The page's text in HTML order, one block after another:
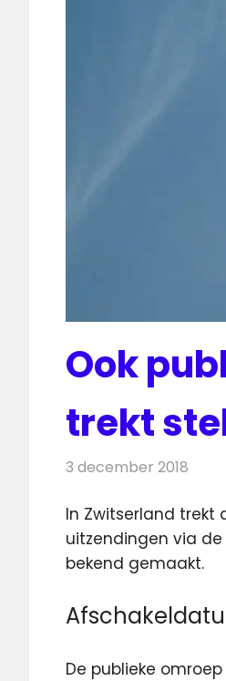
Ook
trekt
3 december 2018
In Zwitserland trekt
uitzendingen via
bekend gemaakt.
De publieke